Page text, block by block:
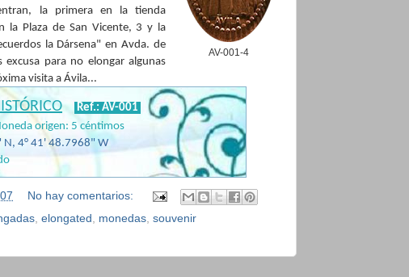
AV-001-4
la primera en la tienda
la Plaza de San Vicente, 3 y la
la Dársena" en Avda. de
para no elongar algunas
visita a Ávila...
Ref.: AV-001
origen: 5 céntimos
N, 4° 41' 48.7968" W
No hay comentarios:
elongated monedas souvenir